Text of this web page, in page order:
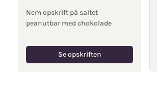
Nem opskrift på saltet
peanutbar med chokolade
Se opskriften